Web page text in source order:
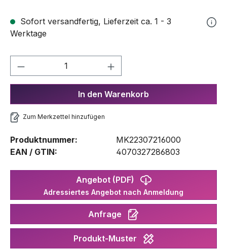
Sofort versandfertig, Lieferzeit ca. 1 - 3
Werktage
Produkt Anzahl: Gib den
In den Warenkorb
Zum Merkzettel hinzufügen
Produktnummer:
MK22307216000
EAN / GTIN:
4070327286803
Angebot (PDF)
Adressiertes Angebot nach Anmeldung
Anfrage
Produkt-Muster